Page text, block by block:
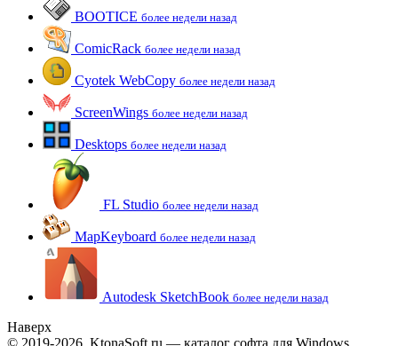
BOOTICE более недели назад
ComicRack более недели назад
Cyotek WebCopy более недели назад
ScreenWings более недели назад
Desktops более недели назад
FL Studio более недели назад
MapKeyboard более недели назад
Autodesk SketchBook более недели назад
Наверх
© 2019-2026, KtonaSoft.ru — каталог софта для Windows.